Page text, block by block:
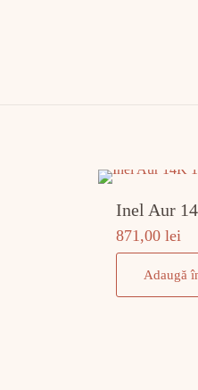
Inel Aur
871,00lei
Adaugă